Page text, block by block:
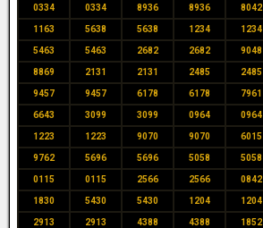
0334 0334 8936 8936 8042
1163 5638 5638 1234 1234
5463 5463 2682 2682 9048
8869 2131 2131 2485 2485
9457 9457 6178 6178 7961
6643 3099 3099 0964 0964
1223 1223 9070 9070 6015
9762 5696 5696 5058 5058
0115 0115 2566 2566 0842
1830 5430 5430 1204 1204
2913 2913 4388 4388 1852